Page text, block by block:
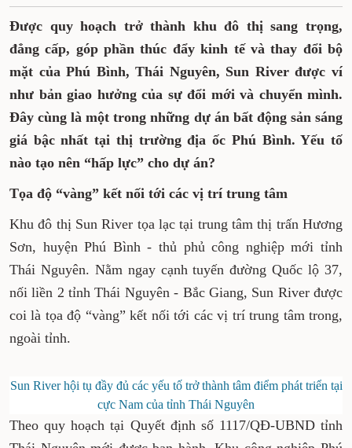
Được quy hoạch trở thành khu đô thị sang trọng,
đẳng cấp, góp phần thúc đẩy kinh tế và thay đổi bộ
mặt của Phú Bình, Thái Nguyên, Sun River được ví
như bản giao hưởng của sự đổi mới và chuyển mình.
Đây cùng là một trong những dự án bất động sản sáng
giá bậc nhất tại thị trường địa ốc Phú Bình. Yếu tố
nào tạo nên “hấp lực” cho dự án?
Tọa độ “vàng” kết nối tới các vị trí trung tâm
Khu đô thị Sun River tọa lạc tại trung tâm thị trấn Hương
Sơn, huyện Phú Bình - thủ phủ công nghiệp mới tỉnh
Thái Nguyên. Nằm ngay cạnh tuyến đường Quốc lộ 37,
nối liền 2 tỉnh Thái Nguyên - Bắc Giang, Sun River được
coi là tọa độ “vàng” kết nối tới các vị trí trung tâm trong,
ngoài tỉnh.
Sun River hội tụ đầy đủ các yếu tố trở thành tâm điểm phát triển tại
cực Nam của tỉnh Thái Nguyên
Theo quy hoạch tại Quyết định số 1117/QĐ-UBND tỉnh